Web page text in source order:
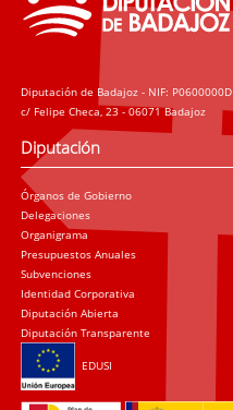
Diputación de Badajoz - NIF: P0600000D
c/ Felipe Checa, 23 - 06071 Badajoz
Diputación
Órganos de Gobierno
Delegaciones
Organigrama
Presupuestos Anuales
Subvenciones
Identidad Corporativa
Diputación Abierta
Diputación Transparente
EDUSI